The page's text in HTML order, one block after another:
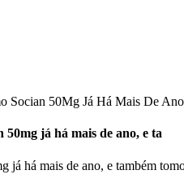
Socian 50Mg Já Há Mais De
já há mais de ano, e ta
já há mais de ano, e também